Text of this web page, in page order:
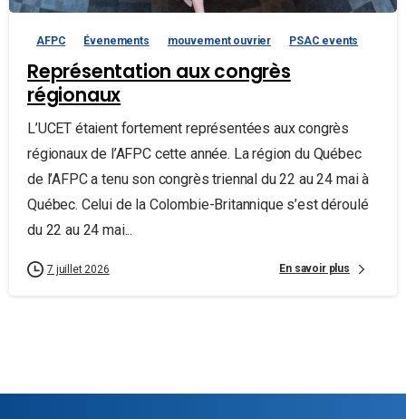
AFPC Évenements mouvement ouvrier PSAC events
Représentation aux congrès
régionaux
L’UCET étaient fortement représentées aux congrès
régionaux de l’AFPC cette année. La région du Québec
de l’AFPC a tenu son congrès triennal du 22 au 24 mai à
Québec. Celui de la Colombie-Britannique s’est déroulé
du 22 au 24 mai...
7 juillet 2026 En savoir plus